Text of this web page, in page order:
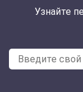
Узнайте